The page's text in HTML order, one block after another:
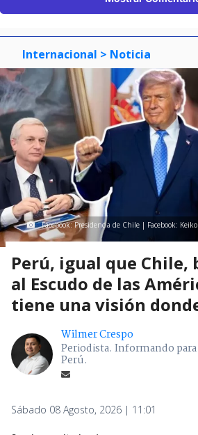
Internacional > Noticia
Facebook: Presidencia de Chile | Facebook:
Perú, igual que Chile,
al Escudo de las
tiene una visión
Wilmer Crespo
Periodista. Informando
Perú.
Sábado 08 Agosto, 2026 | 11:01